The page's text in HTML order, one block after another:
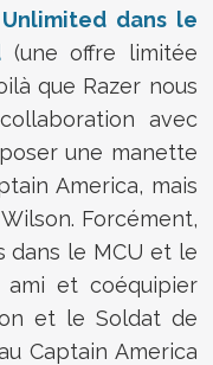
dans le
(une offre limitée
que Razer nous
avec
une manette
America, mais
Forcément,
dans le MCU et le
et coéquipier
et le Soldat de
Captain America